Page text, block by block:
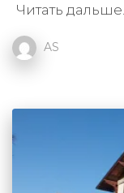
Читать дальше…
AS